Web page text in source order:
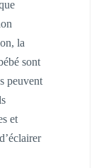
la
sont
peuvent
et